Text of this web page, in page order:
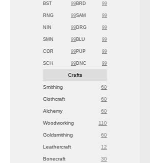
BST 99BRD 99
RNG 99SAM 99
NIN 99DRG 99
SMN 99BLU 99
COR 99PUP 99
SCH 99DNC 99
Crafts
Smithing 60
Clothcraft 60
Alchemy 60
Woodworking 110
Goldsmithing 60
Leathercraft 12
Bonecraft 30